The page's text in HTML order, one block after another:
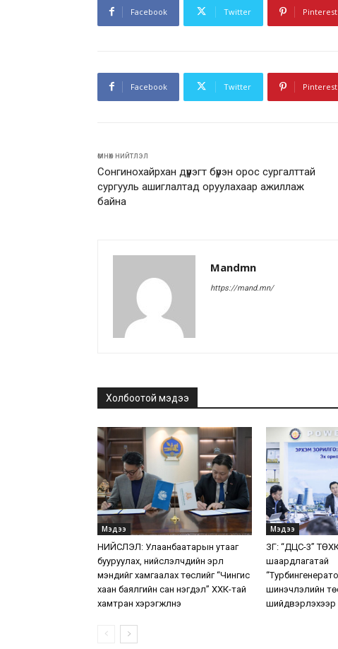
Facebook Twitter Pinterest
Facebook Twitter Pinterest
өмнөх нийтлэл
Сонгинохайрхан дүүрэгт бүрэн орос сургалттай
сургууль ашиглалтад оруулахаар ажиллаж
байна
Mandmn
https://mand.mn/
Холбоотой мэдээ
Мэдээ
НИЙСЛЭЛ: Улаанбаатарын утааг
бууруулах, нийслэлчүүдийн эрүүл
мэндийг хамгаалах төслийг “Чингис
хаан баялгийн сан нэгдэл” ХХК-тай
хамтран хэрэгжүүлнэ
Мэдээ
ЗГ: “ДЦС-3”
шаардлагатай
шинэчлэлийн
шийдвэрлэхээр